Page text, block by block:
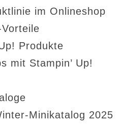
im Onlineshop
Produkte
mit Stampin’ Up!
Minikatalog 2025